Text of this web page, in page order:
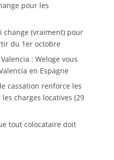
pour les
change (vraiment) pour
du 1er octobre
: Weloge vous
en Espagne
cassation renforce les
charges locatives (29
tout colocataire doit